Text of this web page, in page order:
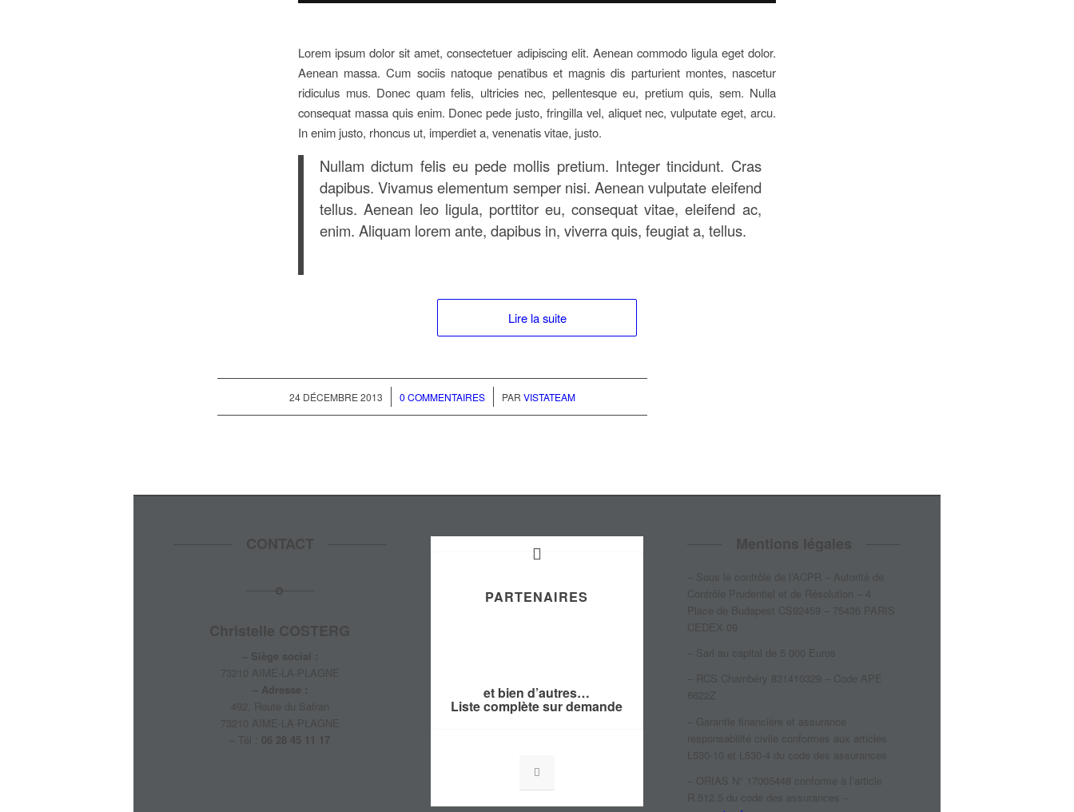
Lorem ipsum dolor sit amet, consectetuer adipiscing elit. Aenean commodo ligula eget dolor.
Aenean massa. Cum sociis natoque penatibus et magnis dis parturient montes, nascetur
ridiculus mus. Donec quam felis, ultricies nec, pellentesque eu, pretium quis, sem. Nulla
consequat massa quis enim. Donec pede justo, fringilla vel, aliquet nec, vulputate eget, arcu.
In enim justo, rhoncus ut, imperdiet a, venenatis vitae, justo.
Nullam dictum felis eu pede mollis pretium. Integer tincidunt. Cras
dapibus. Vivamus elementum semper nisi. Aenean vulputate eleifend
tellus. Aenean leo ligula, porttitor eu, consequat vitae, eleifend ac,
enim. Aliquam lorem ante, dapibus in, viverra quis, feugiat a, tellus.
Lire la suite
24 DÉCEMBRE 2013
/ 0 COMMENTAIRES
/ PARVISTATEAM
CONTACT
Christelle COSTERG
– Siège social :
73210 AIME-LA-PLAGNE
– Adresse :
492, Route du Safran
73210 AIME-LA-PLAGNE
– Tél : 06 28 45 11 17
PARTENAIRES
et bien d’autres…
Liste complète sur demande
Mentions légales
– Sous le contrôle de l’ACPR – Autorité de
Contrôle Prudentiel et de Résolution – 4
Place de Budapest CS92459 – 75436 PARIS
CEDEX 09
– Sarl au capital de 5 000 Euros
– RCS Chambéry 831410329 – Code APE
6622Z
– Garantie financière et assurance
responsabilité civile conformes aux articles
L530-10 et L530-4 du code des assurances
– ORIAS N° 17005448 conforme à l’article
R.512.5 du code des assurances –